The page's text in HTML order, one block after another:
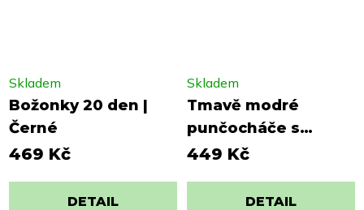
Božonky 20 den |
Černé
Skladem
469 Kč
DETAIL
Tmavě modré
punčocháče s
kočičkou
Skladem
449 Kč
DETAIL